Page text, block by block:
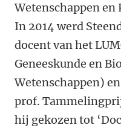
Wetenschappen
In 2014 werd
docent van het
Geneeskunde en
Wetenschappen)
prof.
hij gekozen tot